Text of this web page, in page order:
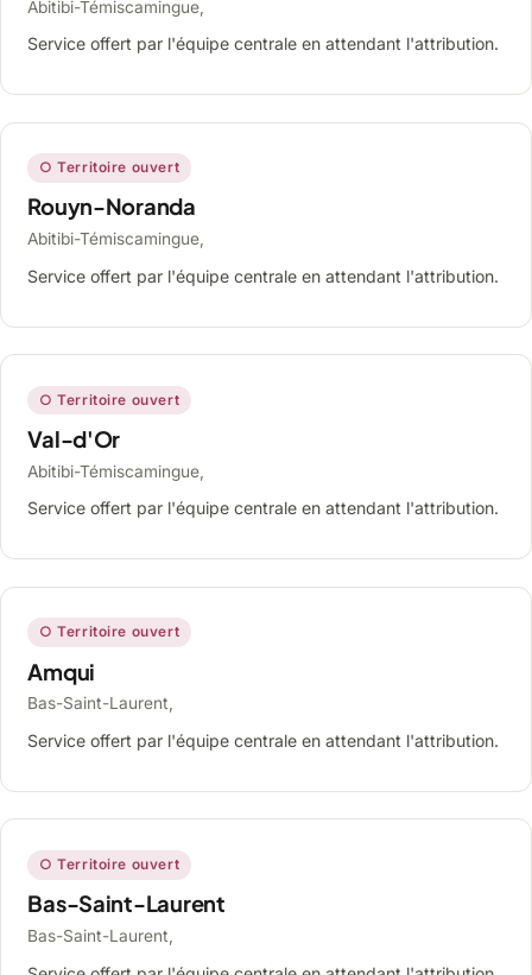
Abitibi-Témiscamingue,
Service offert par l'équipe centrale en attendant l'attribution.
○ Territoire ouvert
Rouyn-Noranda
Abitibi-Témiscamingue,
Service offert par l'équipe centrale en attendant l'attribution.
○ Territoire ouvert
Val-d'Or
Abitibi-Témiscamingue,
Service offert par l'équipe centrale en attendant l'attribution.
○ Territoire ouvert
Amqui
Bas-Saint-Laurent,
Service offert par l'équipe centrale en attendant l'attribution.
○ Territoire ouvert
Bas-Saint-Laurent
Bas-Saint-Laurent,